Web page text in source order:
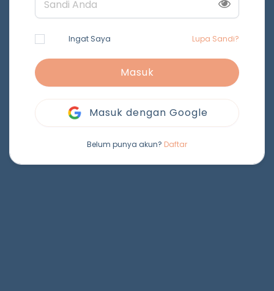
Ingat Saya Lupa Sandi?
Masuk
Masuk dengan Google
Belum punya akun? Daftar